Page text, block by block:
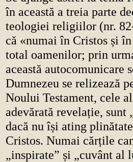
în această a treia parte
teologiei religiilor (nr.
că «numai în Cristos și
total oamenilor; prin
această autocomunicare
Dumnezeu se relizează
Noului Testament, cele
adevărată revelație,
dacă nu își ating
Cristos. Numai cărțile
„inspirate” și „cuvânt al